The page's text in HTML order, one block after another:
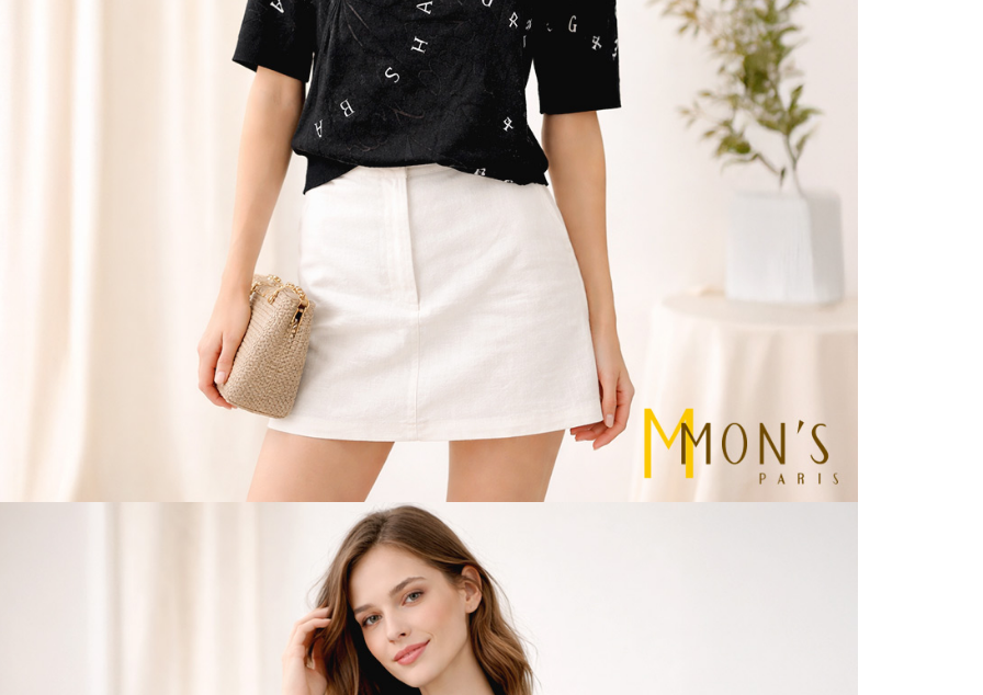
５．嚴禁一人註冊多個帳號或使用他人資訊註冊。若發現惡意使用之情
形，恩沛科技股份有限公司將有權停止該用戶之使用額度並採取法律行
動。